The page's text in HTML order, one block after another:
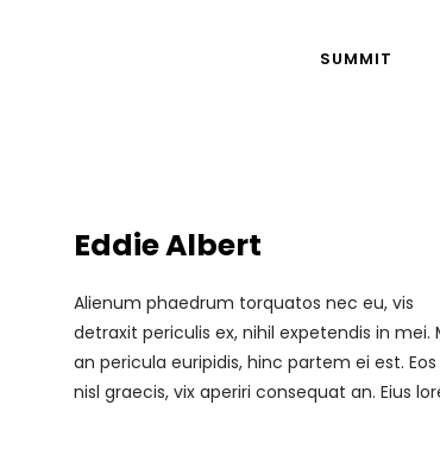
SUMMIT
Eddie Albert
Alienum phaedrum torquatos nec eu, vis
detraxit periculis ex, nihil expetendis in mei.
an pericula euripidis, hinc partem ei est. Eos
nisl graecis, vix aperiri consequat an. Eius
tincidunt vix at, vel pertinax sensibus id, error
epicurei mea et. Mea facilisi urbanit vis